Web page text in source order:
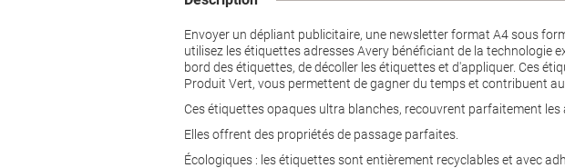
Envoyer un dépliant publicitaire, une newsletter format A4 sous
utilisez les étiquettes adresses Avery bénéficiant de la technologie
bord des étiquettes, de décoller les étiquettes et d'appliquer. Ces
Produit Vert, vous permettent de gagner du temps et contribuent
Ces étiquettes opaques ultra blanches, recouvrent parfaitement les
Elles offrent des propriétés de passage parfaites.
Écologiques : les étiquettes sont entièrement recyclables et avec